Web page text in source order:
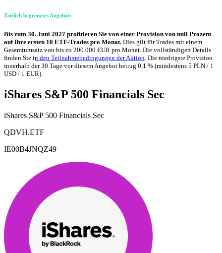
Zeitlich begrenztes Angebot:
Bis zum 30. Juni 2027 profitieren Sie von einer Provision von null Prozent
auf Ihre ersten 10 ETF-Trades pro Monat. Dies gilt für Trades mit einem
Gesamtumsatz von bis zu 200.000 EUR pro Monat. Die vollständigen Details
finden Sie in den Teilnahmebedingungen der Aktion. Die niedrigste Provision
innerhalb der 30 Tage vor diesem Angebot betrug 0,1 % (mindestens 5 PLN / 1
USD / 1 EUR).
iShares S&P 500 Financials Sec
iShares S&P 500 Financials Sec
QDVH.ETF
IE00B4JNQZ49